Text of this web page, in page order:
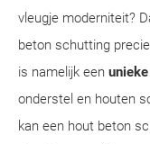
vleugje moderniteit?
beton schutting
is namelijk een
onderstel en houten
kan een hout beton